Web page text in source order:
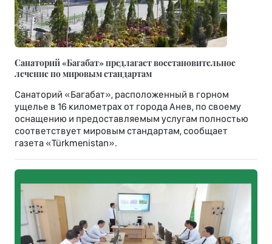
Санаторий «Багабат» предлагает восстановительное
лечение по мировым стандартам
Санаторий «Багабат», расположенный в горном
ущелье в 16 километрах от города Анев, по своему
оснащению и предоставляемым услугам полностью
соответствует мировым стандартам, сообщает
газета «Türkmenistan».